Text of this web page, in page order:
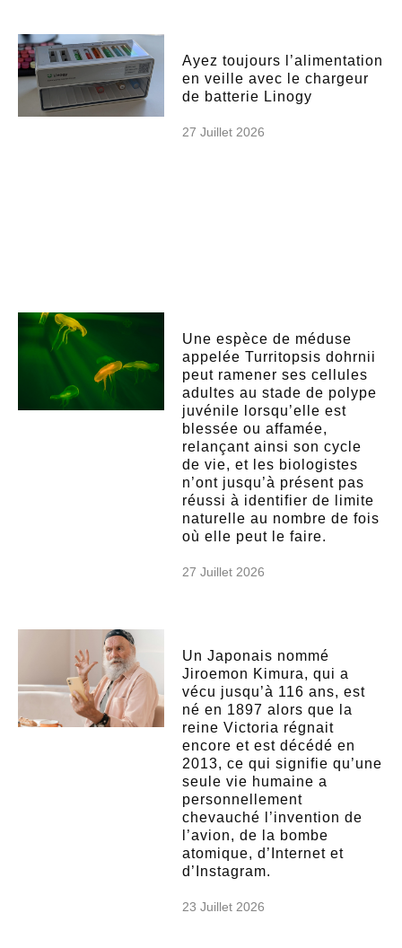
Ayez toujours l’alimentation
en veille avec le chargeur
de batterie Linogy
27 Juillet 2026
Une espèce de méduse
appelée Turritopsis dohrnii
peut ramener ses cellules
adultes au stade de polype
juvénile lorsqu’elle est
blessée ou affamée,
relançant ainsi son cycle
de vie, et les biologistes
n’ont jusqu’à présent pas
réussi à identifier de limite
naturelle au nombre de fois
où elle peut le faire.
27 Juillet 2026
Un Japonais nommé
Jiroemon Kimura, qui a
vécu jusqu’à 116 ans, est
né en 1897 alors que la
reine Victoria régnait
encore et est décédé en
2013, ce qui signifie qu’une
seule vie humaine a
personnellement
chevauché l’invention de
l’avion, de la bombe
atomique, d’Internet et
d’Instagram.
23 Juillet 2026